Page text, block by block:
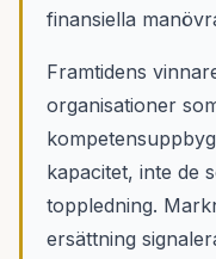
finansiella
Framtidens
organisationer
kapacitet, inte de
toppledning.
ersättning